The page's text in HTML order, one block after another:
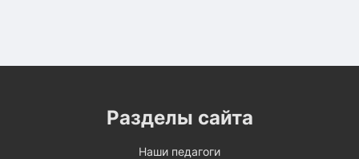
Разделы сайта
Наши педагоги